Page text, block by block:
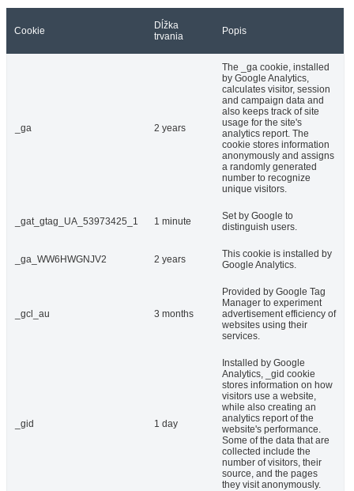
Cookie
Dĺžka
trvania
Popis
_ga 2 years
The _ga cookie, installed
by Google Analytics,
calculates visitor, session
and campaign data and
also keeps track of site
usage for the site's
analytics report. The
cookie stores information
anonymously and assigns
a randomly generated
number to recognize
unique visitors.
_gat_gtag_UA_53973425_1 1 minute
Set by Google to
distinguish users.
_ga_WW6HWGNJV2 2 years
This cookie is installed by
Google Analytics.
_gcl_au 3 months
Provided by Google Tag
Manager to experiment
advertisement efficiency of
websites using their
services.
_gid 1 day
Installed by Google
Analytics, _gid cookie
stores information on how
visitors use a website,
while also creating an
analytics report of the
website's performance.
Some of the data that are
collected include the
number of visitors, their
source, and the pages
they visit anonymously.